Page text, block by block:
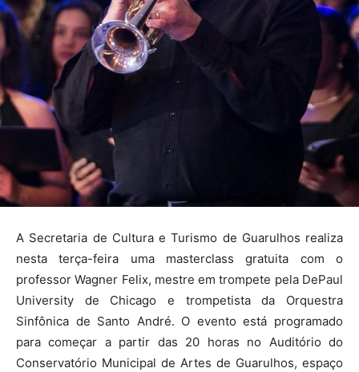
A Secretaria de Cultura e Turismo de Guarulhos realiza
nesta terça-feira uma masterclass gratuita com o
professor Wagner Felix, mestre em trompete pela DePaul
University de Chicago e trompetista da Orquestra
Sinfônica de Santo André. O evento está programado
para começar a partir das 20 horas no Auditório do
Conservatório Municipal de Artes de Guarulhos, espaço